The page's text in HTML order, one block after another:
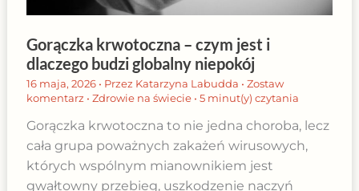
Gorączka krwotoczna – czym jest i
dlaczego budzi globalny niepokój
16 maja, 2026 • Przez Katarzyna Labudda • Zostaw
komentarz • Zdrowie na świecie• 5 minut(y) czytania
Gorączka krwotoczna to nie jedna choroba, lecz
cała grupa poważnych zakażeń wirusowych,
których wspólnym mianownikiem jest
gwałtowny przebieg, uszkodzenie naczyń